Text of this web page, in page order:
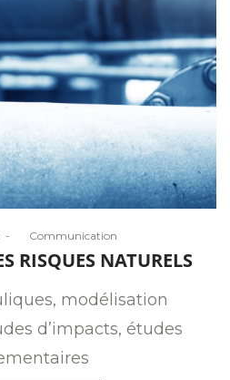
Communication
RISQUES NATURELS
modélisation
d’impacts, études